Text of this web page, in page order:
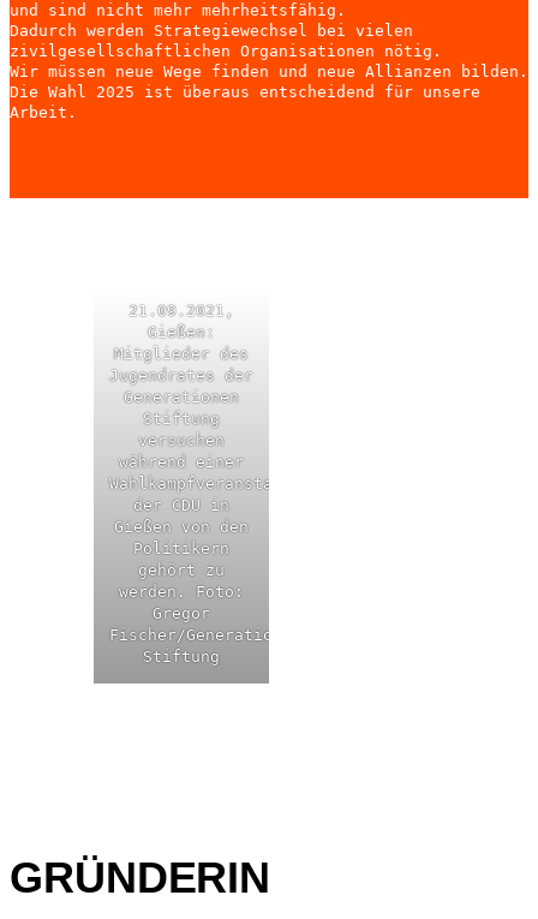
und sind nicht mehr mehrheitsfähig.
Dadurch werden Strategiewechsel bei vielen
zivilgesellschaftlichen Organisationen nötig.
Wir müssen neue Wege finden und neue Allianzen bilden.
Die Wahl 2025 ist überaus entscheidend für unsere
Arbeit.
21.09.2021,
Gießen:
Mitglieder des
Jugendrates der
Generationen
Stiftung
versuchen
während einer
Wahlkampfveranstaltung
der CDU in
Gießen von den
Politikern
gehört zu
werden. Foto:
Gregor
Fischer/Generationen
Stiftung
GRÜNDERIN